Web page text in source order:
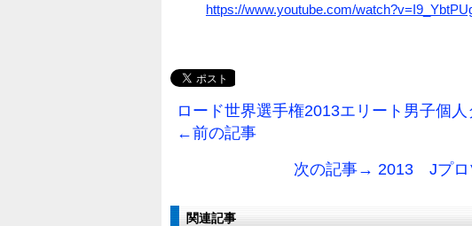
https://www.youtube.com/
ロード世界選手権2013エリート男子個
←前の記事
次の記事→ 2013 Jプ
関連記事